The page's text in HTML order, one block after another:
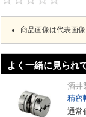
商品画像は代表画
よく一緒に見られ
酒井
精密
通常